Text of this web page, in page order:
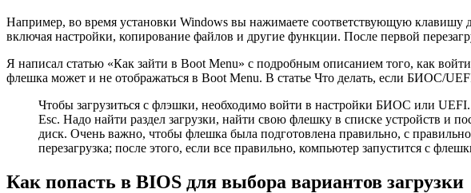
Например, во время установки Windows вы нажимаете соответствующую
включая настройки, копирование файлов и другие функции. После первой
Я написал статью «Как зайти в Boot Menu» с подробным описанием того, как
флешка может и не отображаться в Boot Menu. В статье Что делать, если БИОС/
Чтобы загрузиться с флэшки, необходимо войти в настройки БИОС или
Esc. Надо найти раздел загрузки, найти свою флешку в списке устройств и
диск. Очень важно, чтобы флешка была подготовлена правильно, с
перезагрузка; после этого, если все правильно, компьютер запустится с
Как попасть в BIOS для выбора вариантов загрузки